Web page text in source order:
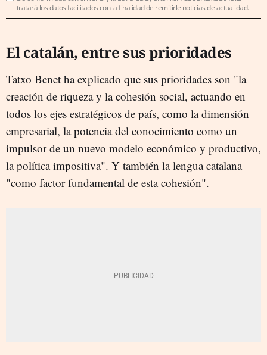
tratará los datos facilitados con la finalidad de remitirle noticias de actualidad.
El catalán, entre sus prioridades
Tatxo Benet ha explicado que sus prioridades son "la
creación de riqueza y la cohesión social, actuando en
todos los ejes estratégicos de país, como la dimensión
empresarial, la potencia del conocimiento como un
impulsor de un nuevo modelo económico y productivo,
la política impositiva". Y también la lengua catalana
"como factor fundamental de esta cohesión".